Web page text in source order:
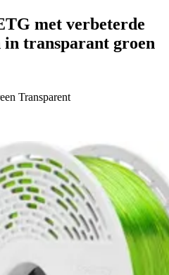
met verbeterde
in transparant groen
Transparent